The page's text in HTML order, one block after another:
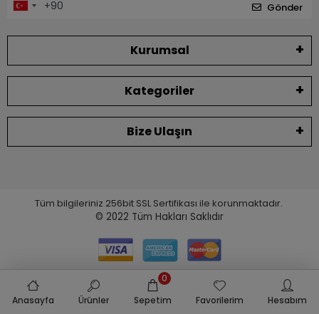
Gönder
Kurumsal
Kategoriler
Bize Ulaşın
Tüm bilgileriniz 256bit SSL Sertifikası ile korunmaktadır.
© 2022 Tüm Hakları Saklıdır
Anasayfa Ürünler Sepetim
0
Favorilerim
Hesabım